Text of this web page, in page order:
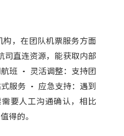
构，在团队机票服务方面
直连资源，能获取内部
班 • 灵活调整：支持团
服务 • 应急支持：遇到
要人工沟通确认，相比
得的。